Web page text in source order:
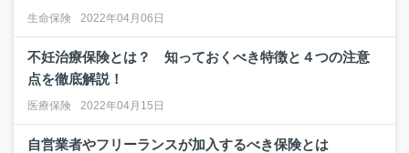
生命保険 2022年04月06日
不妊治療保険とは？ 知っておくべき特徴と４つの注意
点を徹底解説！
医療保険 2022年04月15日
自営業者やフリーランスが加入するべき保険とは